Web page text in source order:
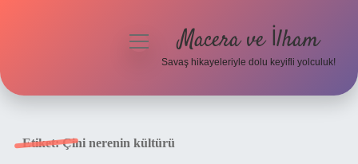
menüyüMacera ve İlham
Savaş hikayeleriyle dolu keyifli yolculuk!
Etiket:Çini nerenin kültürü